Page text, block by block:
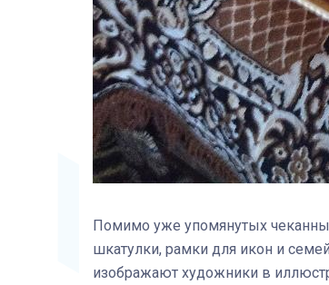
Помимо уже упомянутых
шкатулки, рамки для икон и
изображают художники в